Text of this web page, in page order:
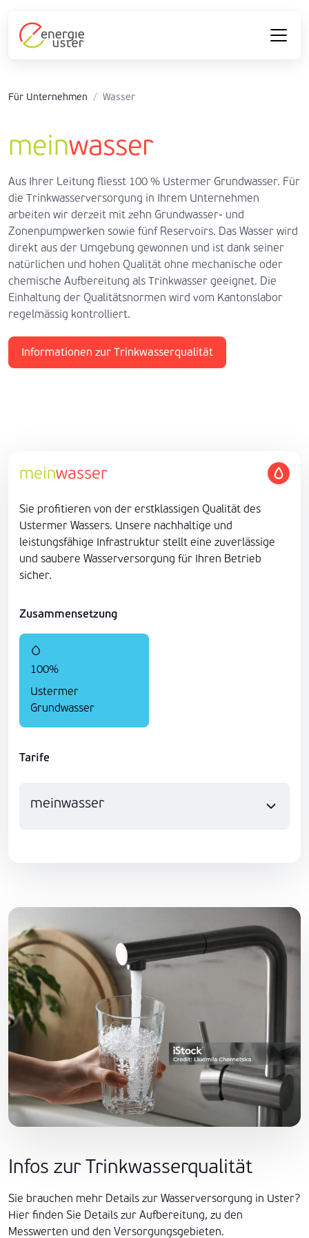
Für Unternehmen / Wasser
meinwasser
Aus Ihrer Leitung fliesst 100 % Ustermer Grundwasser. Für
die Trinkwasserversorgung in Ihrem Unternehmen
arbeiten wir derzeit mit zehn Grundwasser- und
Zonenpumpwerken sowie fünf Reservoirs. Das Wasser wird
direkt aus der Umgebung gewonnen und ist dank seiner
natürlichen und hohen Qualität ohne mechanische oder
chemische Aufbereitung als Trinkwasser geeignet. Die
Einhaltung der Qualitätsnormen wird vom Kantonslabor
regelmässig kontrolliert.
Informationen zur Trinkwasserqualität
meinwasser
Sie profitieren von der erstklassigen Qualität des
Ustermer Wassers. Unsere nachhaltige und
leistungsfähige Infrastruktur stellt eine zuverlässige
und saubere Wasserversorgung für Ihren Betrieb
sicher.
Zusammensetzung
100%
Ustermer
Grundwasser
Tarife
meinwasser
Infos zur Trinkwasserqualität
Sie brauchen mehr Details zur Wasserversorgung in Uster?
Hier finden Sie Details zur Aufbereitung, zu den
Messwerten und den Versorgungsgebieten.